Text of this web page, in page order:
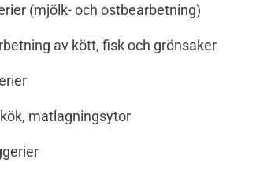
(mjölk- och ostbearbetning)
av kött, fisk och grönsaker
matlagningsytor